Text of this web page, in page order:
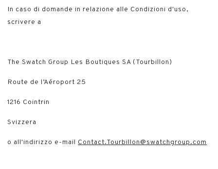
In caso di domande in relazione alle Condizioni d'uso,
scrivere a
The Swatch Group Les Boutiques SA (Tourbillon)
Route de l’Aéroport 25
1216 Cointrin
Svizzera
o all'indirizzo e-mail Contact.Tourbillon@swatchgroup.com